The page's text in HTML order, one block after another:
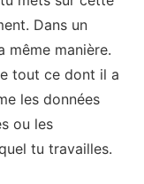
Dans un
même manière.
tout ce dont il a
les données
ou les
tu travailles.